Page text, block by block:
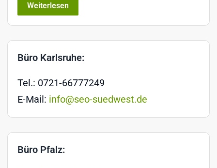
Weiterlesen
Büro Karlsruhe:
Tel.: 0721-66777249
E-Mail: info@seo-suedwest.de
Büro Pfalz: